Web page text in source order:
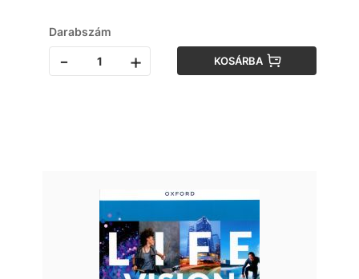
Darabszám
- + KOSÁRBA